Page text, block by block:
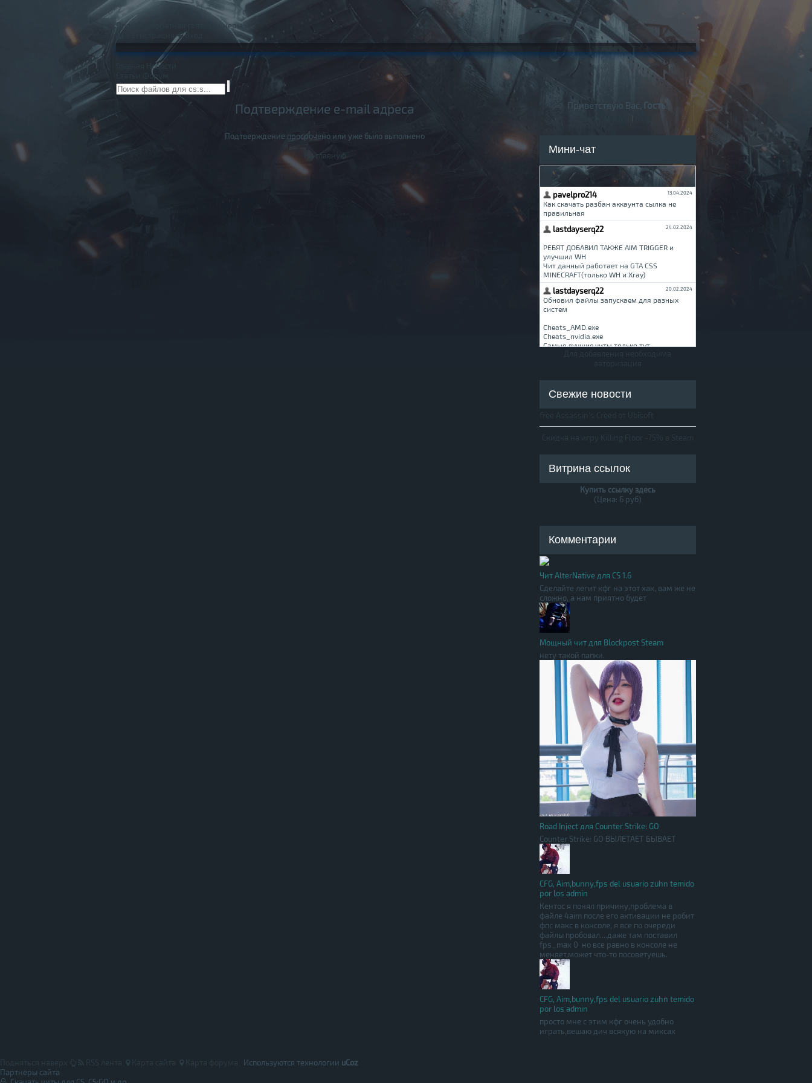
Правила
Баннеры
Вход
Новости
Форум
Подтверждение e-mail адреса
Подтверждение просрочено или уже было выполнено
На главную
Приветствую Вас, Гость!
Мини-чат
Свежие новости
Витрина ссылок
Купить ссылку здесь
(Цена: 6 руб)
Комментарии
Чит AlterNative для CS 1.6
Сделайте легит кфг на этот хак, вам же не
сложно, а нам приятно будет
Мощный чит для Blockpost Steam
нету такой папки.
Road Inject для Counter Strike: GO
Counter Strike: GO ВЫЛЕТАЕТ БЫВАЕТ
CFG, Aim,bunny,fps del usuario zuhn temido
por los admin
Кентос я понял причину,проблема в
файле 4aim после его активации не робит
фпс макс в консоле, я все по очереди
файлы пробовал....даже там поставил
fps_max 0 но все равно в консоле не
меняет,может что-то посоветуешь.
CFG, Aim,bunny,fps del usuario zuhn temido
por los admin
просто мне с этим кфг очень удобно
играть,вешаю дич всякую на миксах
Используются технологии uCoz
Партнеры сайта